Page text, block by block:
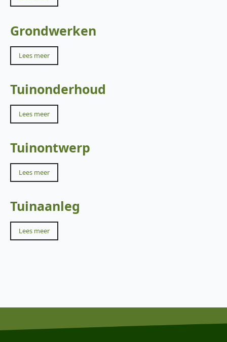
Grondwerken
Lees meer
Tuinonderhoud
Lees meer
Tuinontwerp
Lees meer
Tuinaanleg
Lees meer